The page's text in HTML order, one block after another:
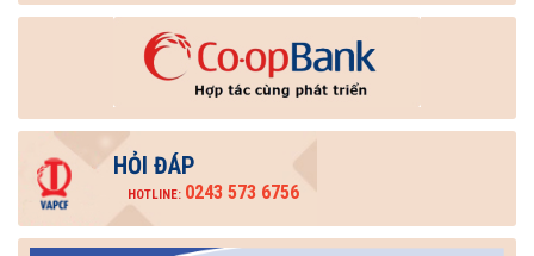
HỎI ĐÁP
HOTLINE: 0243 573 6756